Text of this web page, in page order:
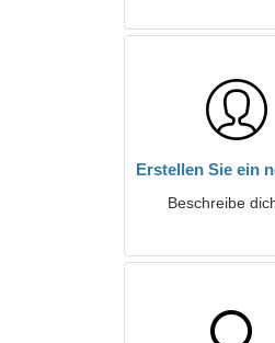
Erstellen Sie ein
Beschreibe